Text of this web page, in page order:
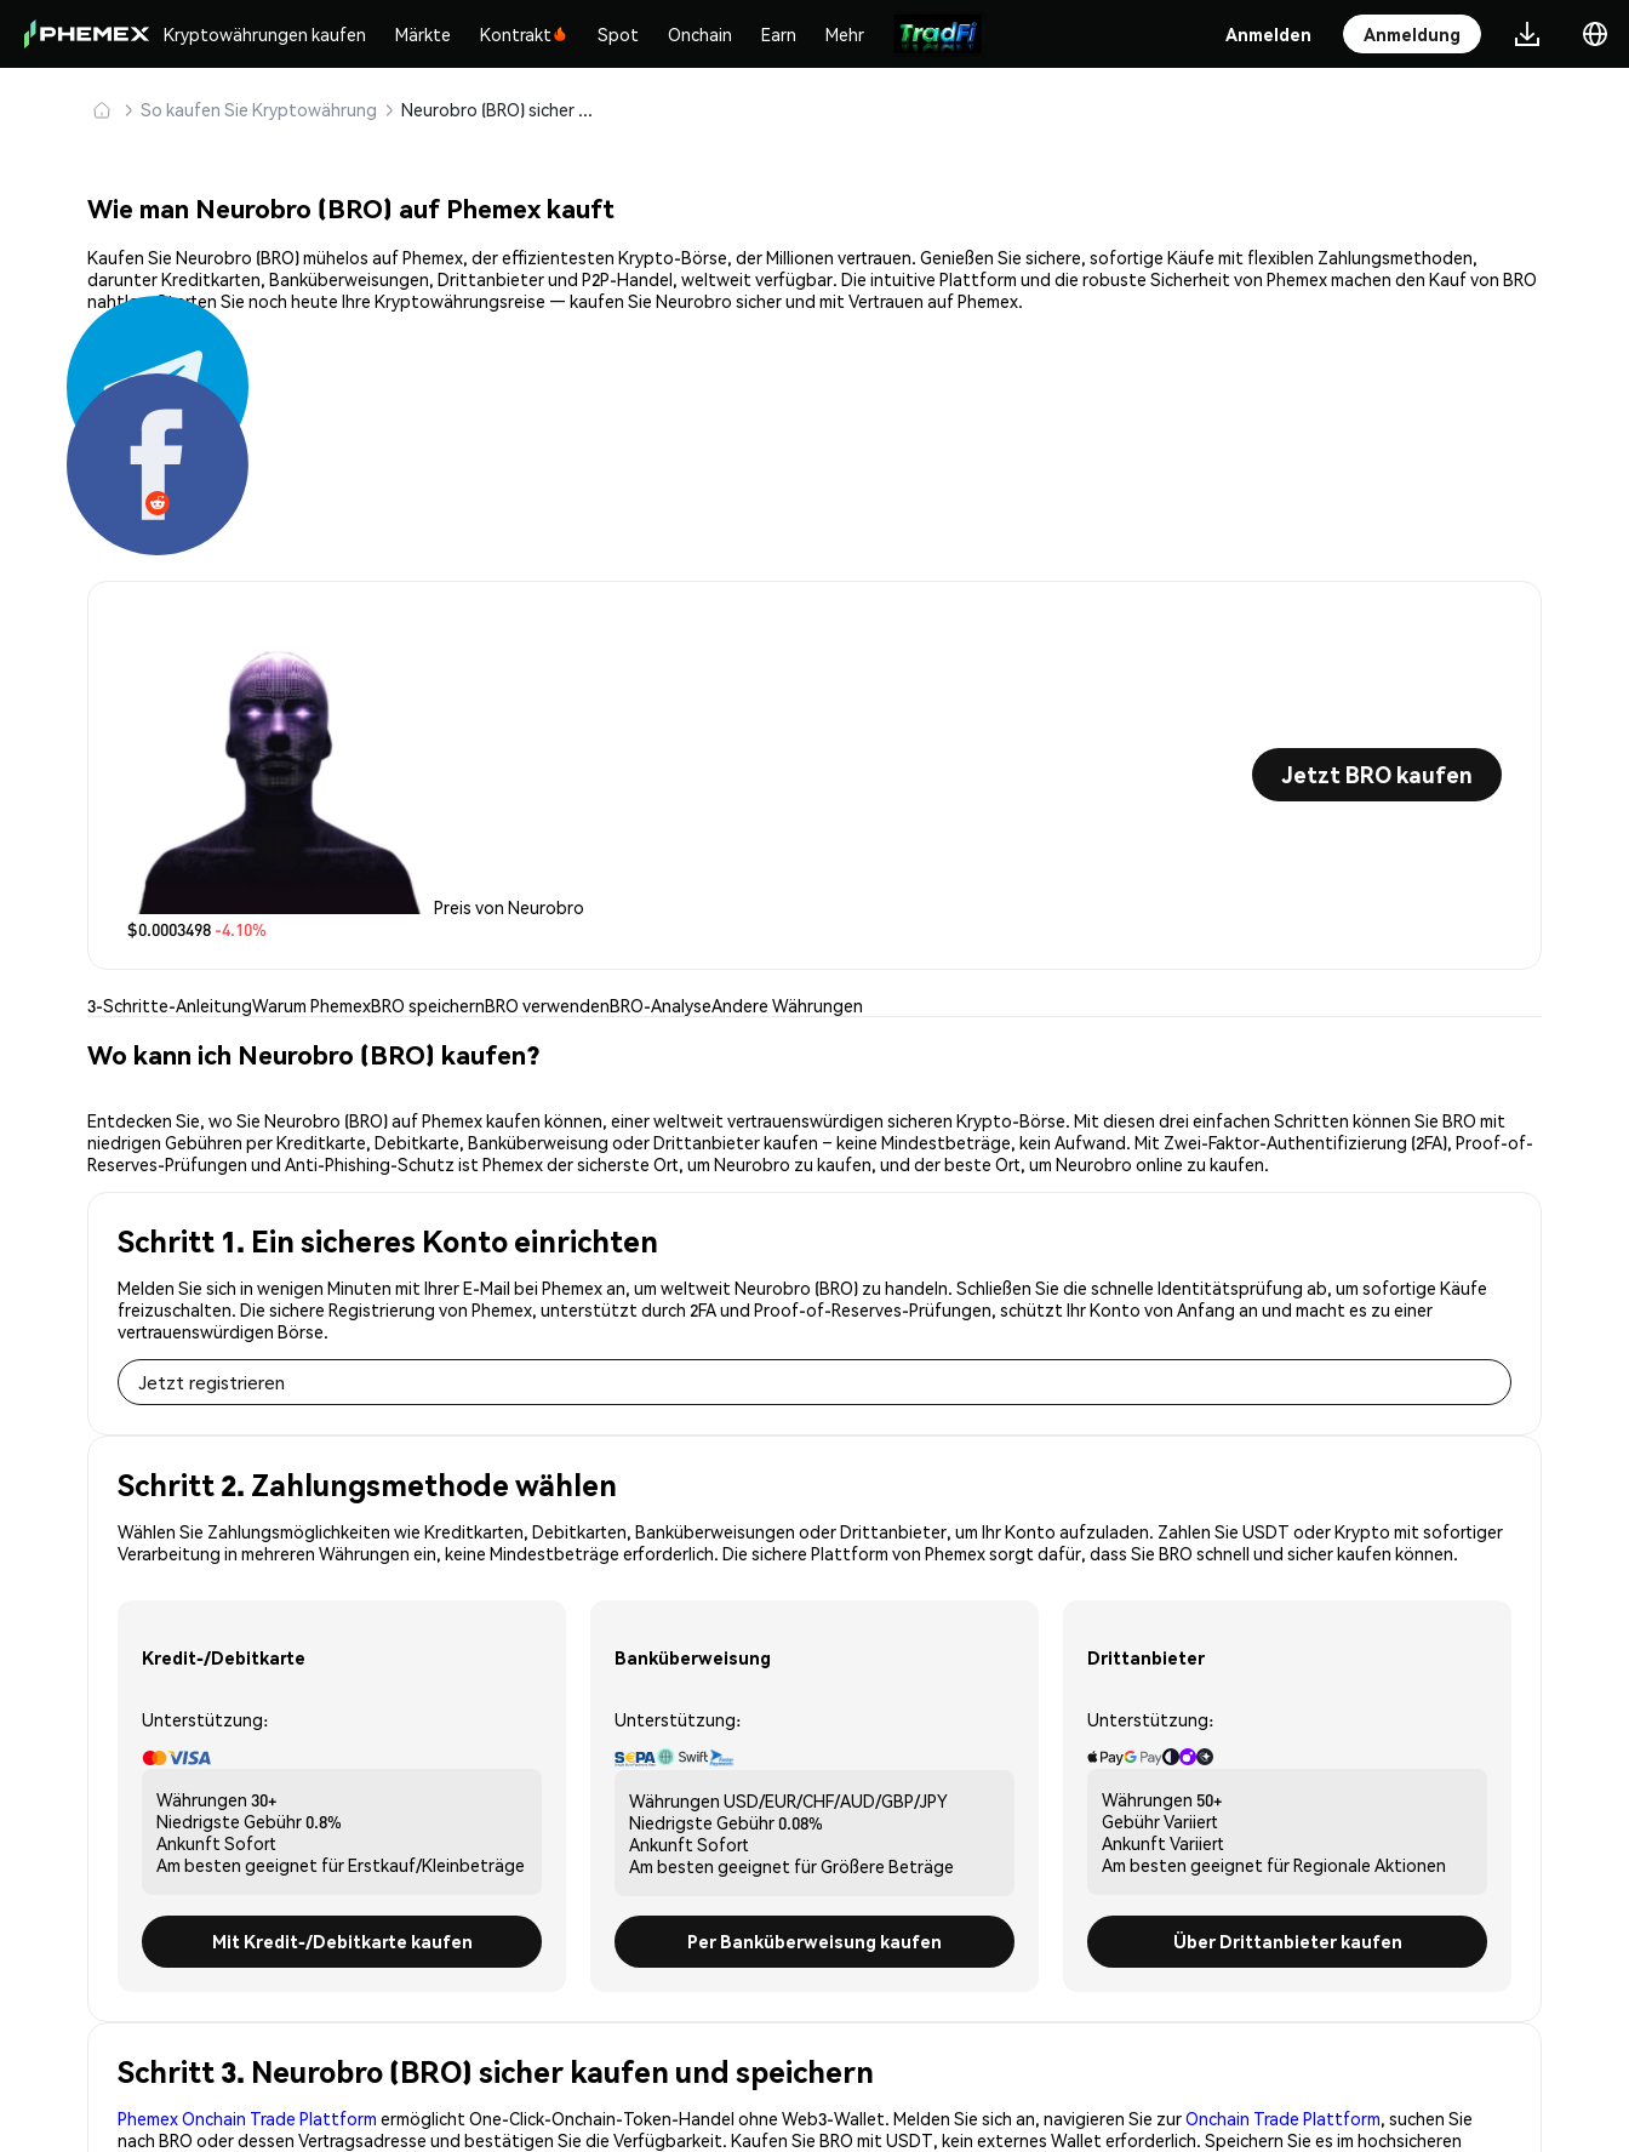
Kryptowährungen kaufen Märkte Kontrakt Spot Onchain Earn Mehr Anmelden Anmeldung
So kaufen Sie Kryptowährung Neurobro (BRO) sicher kaufen und speichern
Wie man Neurobro (BRO) auf Phemex kauft
Kaufen Sie Neurobro (BRO) mühelos auf Phemex, der effizientesten Krypto-Börse, der Millionen vertrauen. Genießen Sie sichere, sofortige Käufe mit flexiblen Zahlungsmethoden,
darunter Kreditkarten, Banküberweisungen, Drittanbieter und P2P-Handel, weltweit verfügbar. Die intuitive Plattform und die robuste Sicherheit von Phemex machen den Kauf von BRO
nahtlos. Starten Sie noch heute Ihre Kryptowährungsreise — kaufen Sie Neurobro sicher und mit Vertrauen auf Phemex.
Preis von Neurobro
$0.0003498 -4.10%
Jetzt BRO kaufen
3-Schritte-AnleitungWarum PhemexBRO speichernBRO verwendenBRO-AnalyseAndere Währungen
Wo kann ich Neurobro (BRO) kaufen?
Entdecken Sie, wo Sie Neurobro (BRO) auf Phemex kaufen können, einer weltweit vertrauenswürdigen sicheren Krypto-Börse. Mit diesen drei einfachen Schritten können Sie BRO mit
niedrigen Gebühren per Kreditkarte, Debitkarte, Banküberweisung oder Drittanbieter kaufen – keine Mindestbeträge, kein Aufwand. Mit Zwei-Faktor-Authentifizierung (2FA), Proof-of-
Reserves-Prüfungen und Anti-Phishing-Schutz ist Phemex der sicherste Ort, um Neurobro zu kaufen, und der beste Ort, um Neurobro online zu kaufen.
Schritt 1. Ein sicheres Konto einrichten
Melden Sie sich in wenigen Minuten mit Ihrer E-Mail bei Phemex an, um weltweit Neurobro (BRO) zu handeln. Schließen Sie die schnelle Identitätsprüfung ab, um sofortige Käufe
freizuschalten. Die sichere Registrierung von Phemex, unterstützt durch 2FA und Proof-of-Reserves-Prüfungen, schützt Ihr Konto von Anfang an und macht es zu einer
vertrauenswürdigen Börse.
Jetzt registrieren
Schritt 2. Zahlungsmethode wählen
Wählen Sie Zahlungsmöglichkeiten wie Kreditkarten, Debitkarten, Banküberweisungen oder Drittanbieter, um Ihr Konto aufzuladen. Zahlen Sie USDT oder Krypto mit sofortiger
Verarbeitung in mehreren Währungen ein, keine Mindestbeträge erforderlich. Die sichere Plattform von Phemex sorgt dafür, dass Sie BRO schnell und sicher kaufen können.
Kredit-/Debitkarte
Unterstützung:
Währungen 30+
Niedrigste Gebühr0.8%
Ankunft Sofort
Am besten geeignet fürErstkauf/Kleinbeträge
Mit Kredit-/Debitkarte kaufen
Banküberweisung
Unterstützung:
Währungen USD/EUR/CHF/AUD/GBP/JPY
Niedrigste Gebühr0.08%
Ankunft Sofort
Am besten geeignet fürGrößere Beträge
Per Banküberweisung kaufen
Drittanbieter
Unterstützung:
Währungen 50+
GebührVariiert
Ankunft Variiert
Am besten geeignet fürRegionale Aktionen
Über Drittanbieter kaufen
Schritt 3. Neurobro (BRO) sicher kaufen und speichern
Phemex Onchain Trade Plattform ermöglicht One-Click-Onchain-Token-Handel ohne Web3-Wallet. Melden Sie sich an, navigieren Sie zurOnchain Trade Plattform, suchen Sie
nach BRO oder dessen Vertragsadresse und bestätigen Sie die Verfügbarkeit. Kaufen Sie BRO mit USDT, kein externes Wallet erforderlich. Speichern Sie es im hochsicheren